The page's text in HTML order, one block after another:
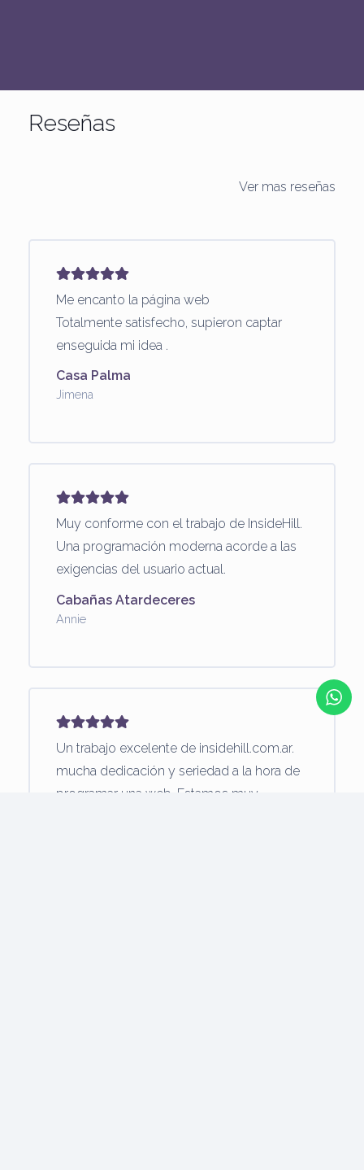
Reseñas
Ver mas reseñas
Me encanto la página web
Totalmente satisfecho, supieron captar
enseguida mi idea .
Casa Palma
Jimena
Muy conforme con el trabajo de InsideHill.
Una programación moderna acorde a las
exigencias del usuario actual.
Cabañas Atardeceres
Annie
Un trabajo excelente de insidehill.com.ar.
mucha dedicación y seriedad a la hora de
programar una web. Estamos muy